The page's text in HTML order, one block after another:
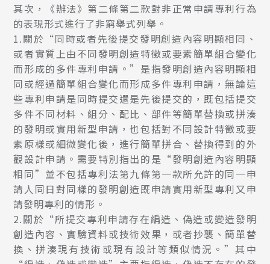
其次，《辦法》第二條第二款對非正常申請專利行為
的表現形式進行了非窮舉式列舉。
1.關於“同時或者先後提交發明創造內容明顯相同、
或者實質上由不同發明創造特徵或要素簡單組合變化
而形成的多件專利申請。”是指發明創造內容明顯相
同或經過簡單組合變化而形成多件專利申請，無論這
些專利申請是同時提交還是先後提交的，既包括提交
多件不同材料、組分、配比、部件等簡單替換或拼湊
的發明或實用新型申請，也包括對不同設計特徵或要
素原樣或細微變化後，進行簡單拼合、替換得到的外
觀設計申請。需要特別指出的是“發明創造內容明顯
相同”並不包括專利法第九條第一款所允許的同一申
請人同日對同樣的發明創造既申請實用新型專利又申
請發明專利的情形。
2.關於“所提交專利申請存在編造、偽造或變造發明
創造內容、實驗資料或技術效果，或者抄襲、簡單替
換、拼湊現有技術或現有設計等類似情況。”其中